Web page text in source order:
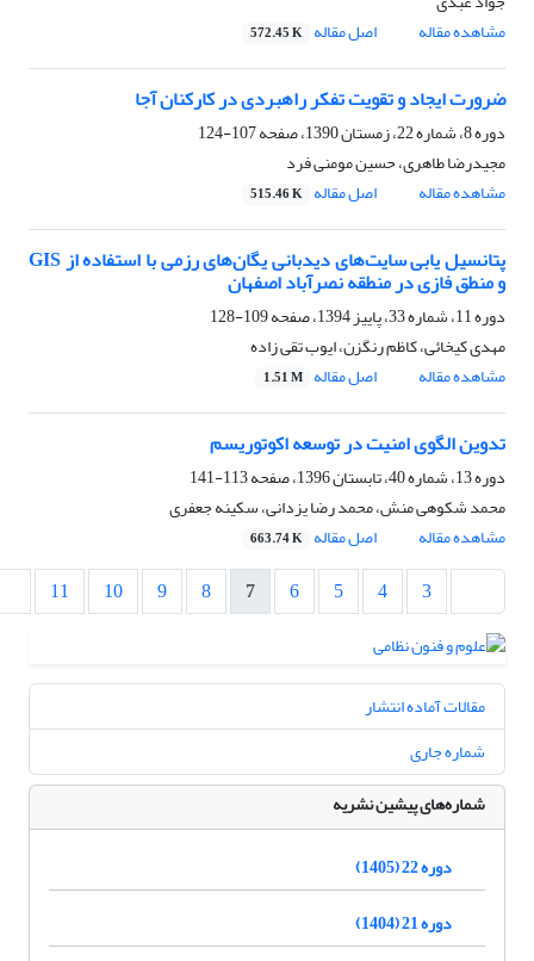
مشاهده مقاله
اصل مقاله 572.45 K
ضرورت ایجاد و تقویت تفکر راهبردی در کارکنان آجا
دوره 8، شماره 22، زمستان 1390، صفحه
107-124
مجیدرضا طاهری، حسین مومنی فرد
مشاهده مقاله
اصل مقاله 515.46 K
پتانسیل یابی سایت‌های دیدبانی یگان‌های رزمی با استفاده از GIS
و منطق فازی در منطقه نصرآباد اصفهان
دوره 11، شماره 33، پاییز 1394، صفحه
109-128
مهدی کیخائی، کاظم رنگزن، ایوب تقی زاده
مشاهده مقاله
اصل مقاله 1.51 M
تدوین الگوی امنیت در توسعه اکوتوریسم
دوره 13، شماره 40، تابستان 1396، صفحه
113-141
محمد شکوهی منش، محمد رضا یزدانی، سکینه جعفری
مشاهده مقاله
اصل مقاله 663.74 K
3
4
5
6
7
8
9
10
11
مقالات آماده انتشار
شماره جاری
شماره‌های پیشین نشریه
دوره 22 (1405)
دوره 21 (1404)